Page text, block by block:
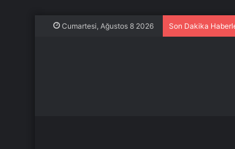
Cumartesi, Ağustos 8 2026 Son Dakika